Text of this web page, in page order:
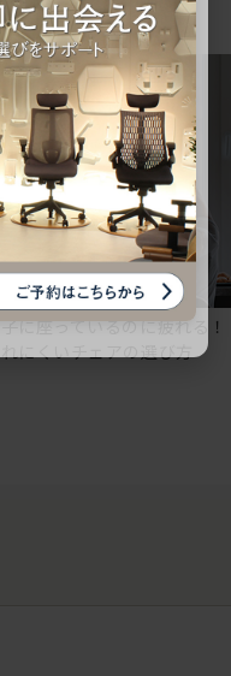
に座っているのに疲れる
にくいチェアの選び方